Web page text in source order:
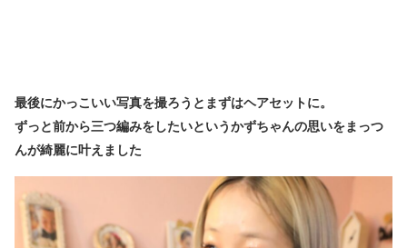
最後にかっこいい写真を撮ろうとまずはヘアセットに。
ずっと前から三つ編みをしたいというかずちゃんの思いをまっつ
んが綺麗に叶えました